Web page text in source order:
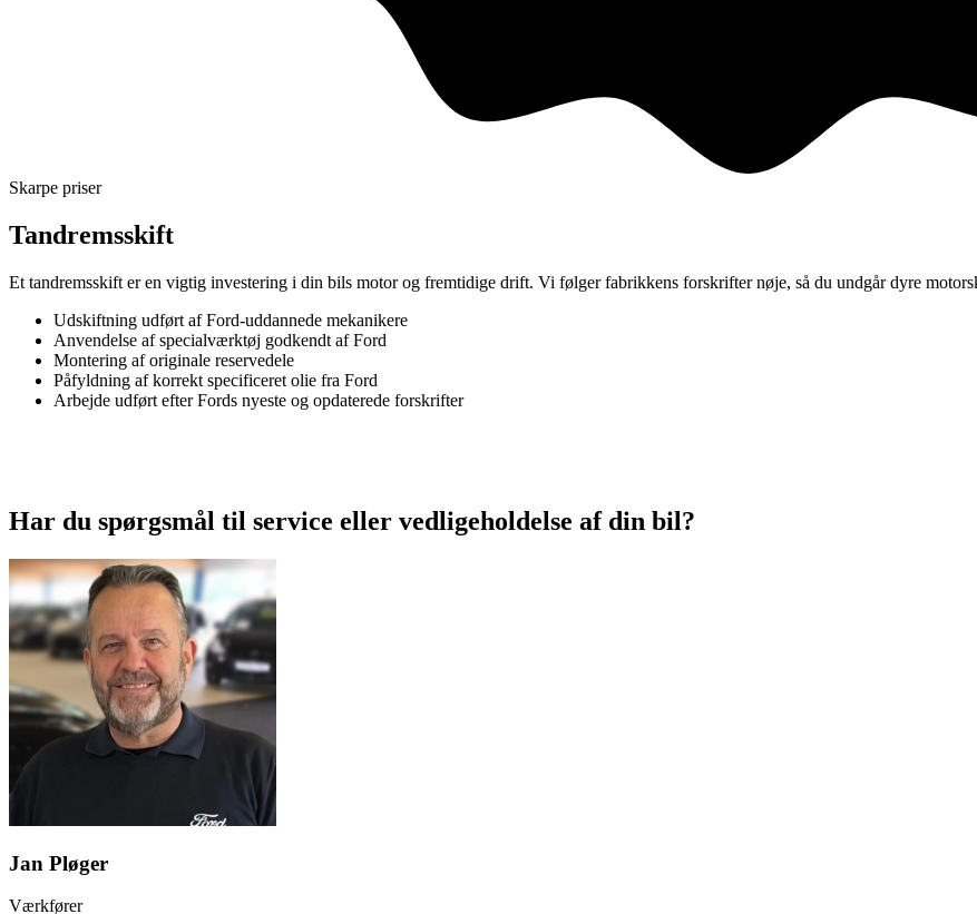
Skarpe priser
Tandremsskift
Et tandremsskift er en vigtig investering i din bils motor og fremtidige drift. Vi følger fabrikkens forskrifter nøje, så du undgår dyre
Udskiftning udført af Ford-uddannede mekanikere
Anvendelse af specialværktøj godkendt af Ford
Montering af originale reservedele
Påfyldning af korrekt specificeret olie fra Ford
Arbejde udført efter Fords nyeste og opdaterede forskrifter
Har du spørgsmål til service eller vedligeholdelse af din bil?
Jan Pløger
Værkfører